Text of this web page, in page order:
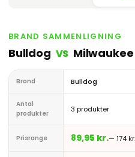
BRAND SAMMENLIGNING
Bulldog VS Milwaukee
Brand Bulldog
Antal
produkter
3 produkter
Prisrange 89,95 kr.— 174 kr.